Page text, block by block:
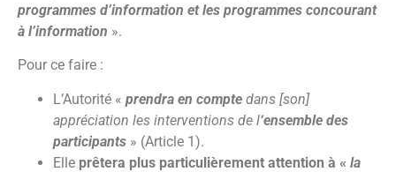
programmes d’information et les programmes concourant
à l’information ».
Pour ce faire :
L’Autorité « prendra en compte dans [son]
appréciation les interventions de l‘ensemble des
participants » (Article 1).
Elle prêtera plus particulièrement attention à « la